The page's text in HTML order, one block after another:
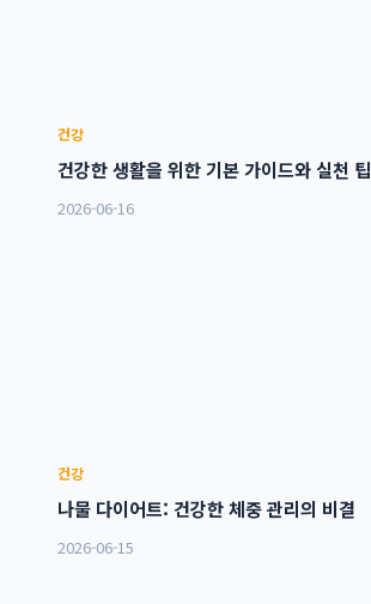
건강
건강한 생활을 위한 기본 가이드와 실천 팁
2026-06-16
건강
나물 다이어트: 건강한 체중 관리의 비결
2026-06-15